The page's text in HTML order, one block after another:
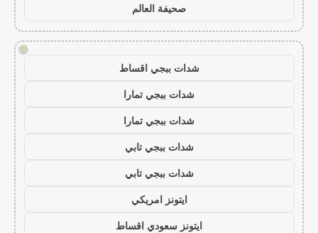
صحيفة العالم
!
شدات ببجي اقساط
شدات ببجي تمارا
شدات ببجي تمارا
شدات ببجي تابي
شدات ببجي تابي
ايتونز امريكي
ايتونز سعودي اقساط